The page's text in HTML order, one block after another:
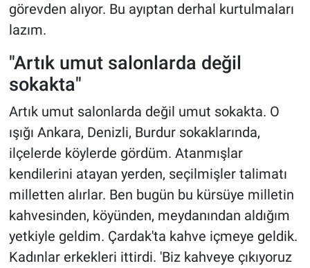
görevden alıyor. Bu ayıptan derhal kurtulmaları
lazım.
"Artık umut salonlarda değil
sokakta"
Artık umut salonlarda değil umut sokakta. O
ışığı Ankara, Denizli, Burdur sokaklarında,
ilçelerde köylerde gördüm. Atanmışlar
kendilerini atayan yerden, seçilmişler talimatı
milletten alırlar. Ben bugün bu kürsüye milletin
kahvesinden, köyünden, meydanından aldığım
yetkiyle geldim. Çardak'ta kahve içmeye geldik.
Kadınlar erkekleri ittirdi. 'Biz kahveye çıkıyoruz